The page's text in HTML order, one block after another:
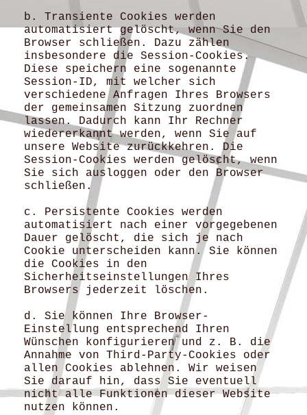
b. Transiente Cookies werden
automatisiert gelöscht, wenn Sie den
Browser schließen. Dazu zählen
insbesondere die Session-Cookies.
Diese speichern eine sogenannte
Session-ID, mit welcher sich
verschiedene Anfragen Ihres Browsers
der gemeinsamen Sitzung zuordnen
lassen. Dadurch kann Ihr Rechner
wiedererkannt werden, wenn Sie auf
unsere Website zurückkehren. Die
Session-Cookies werden gelöscht, wenn
Sie sich ausloggen oder den Browser
schließen.
c. Persistente Cookies werden
automatisiert nach einer vorgegebenen
Dauer gelöscht, die sich je nach
Cookie unterscheiden kann. Sie können
die Cookies in den
Sicherheitseinstellungen Ihres
Browsers jederzeit löschen.
d. Sie können Ihre Browser-
Einstellung entsprechend Ihren
Wünschen konfigurieren und z. B. die
Annahme von Third-Party-Cookies oder
allen Cookies ablehnen. Wir weisen
Sie darauf hin, dass Sie eventuell
nicht alle Funktionen dieser Website
nutzen können.